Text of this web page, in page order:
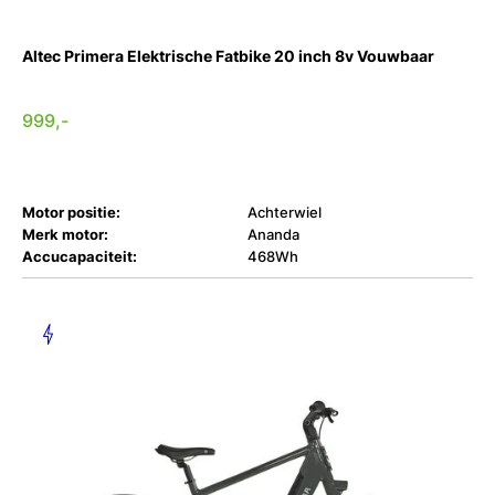
Altec Primera Elektrische Fatbike 20 inch 8v Vouwbaar
999,-
Motor positie:
Achterwiel
Merk motor:
Ananda
Accucapaciteit:
468Wh